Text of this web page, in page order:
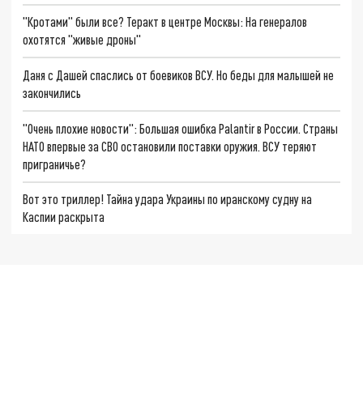
"Кротами" были все? Теракт в центре Москвы: На генералов
охотятся "живые дроны"
Даня с Дашей спаслись от боевиков ВСУ. Но беды для малышей не
закончились
"Очень плохие новости": Большая ошибка Palantir в России. Страны
НАТО впервые за СВО остановили поставки оружия. ВСУ теряют
приграничье?
Вот это триллер! Тайна удара Украины по иранскому судну на
Каспии раскрыта